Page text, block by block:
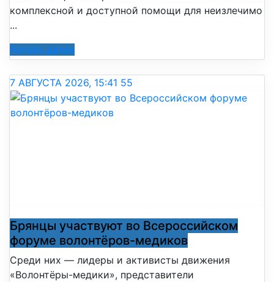
комплексной и доступной помощи для неизлечимо
...
Читать далее
7 АВГУСТА 2026, 15:41 55
Брянцы участвуют во Всероссийском
форуме волонтёров-медиков
Среди них — лидеры и активисты движения
«Волонтёры-медики», представители